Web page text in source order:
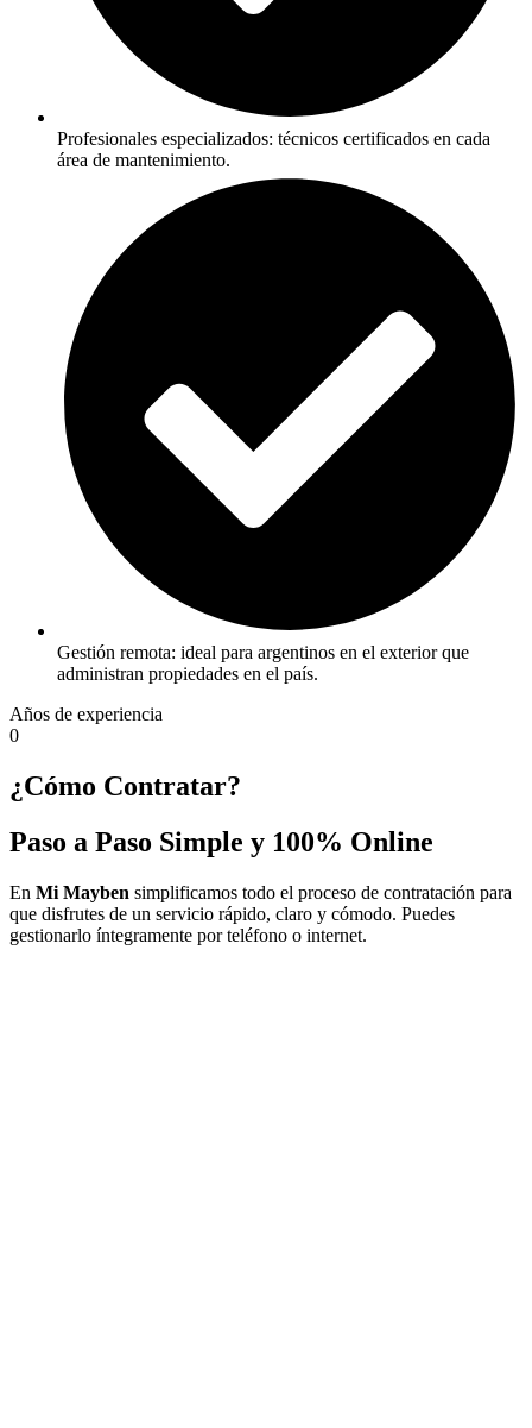
Profesionales especializados: técnicos certificados en cada
área de mantenimiento.
Gestión remota: ideal para argentinos en el exterior que
administran propiedades en el país.
Años de experiencia
0
¿Cómo Contratar?
Paso a Paso Simple y 100% Online
En Mi Mayben simplificamos todo el proceso de contratación para
que disfrutes de un servicio rápido, claro y cómodo. Puedes
gestionarlo íntegramente por teléfono o internet.